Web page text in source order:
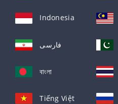
Indonesia
فارسی
বাংলা
Tiếng Việt